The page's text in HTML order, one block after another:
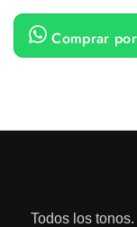
Comprar
Todos los